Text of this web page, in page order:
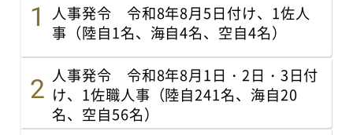
人事発令 令和8年8月5日付け、1佐人
事（陸自1名、海自4名、空自4名）
人事発令 令和8年8月1日・2日・3日付
け、1佐職人事（陸自241名、海自20
名、空自56名）